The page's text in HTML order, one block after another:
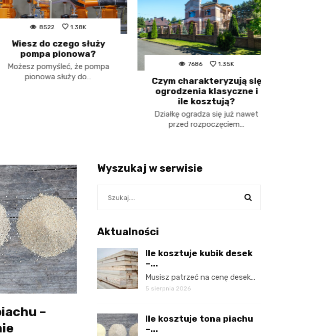
8522 1.38K
Wiesz do czego służy
pompa pionowa?
pomyśleć, że pompa
pionowa służy do…
7686 1.35K
Czym charakteryzują się
ogrodzenia klasyczne i
ile kosztują?
Działkę ogradza się już nawet
przed rozpoczęciem…
–
Wyszukaj w serwisie
Aktualności
Ile kosztuje kubik desek
–...
Musisz patrzeć na cenę desek…
5 sierpnia 2026
Ile kosztuje tona piachu
–...